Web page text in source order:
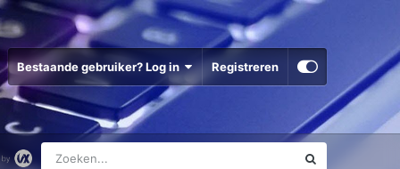
Bestaande gebruiker? Log in Registreren